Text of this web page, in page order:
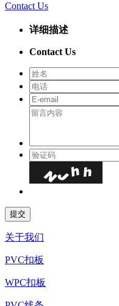
Contact Us
详细描述
Contact Us
关于我们
PVC扣板
WPC扣板